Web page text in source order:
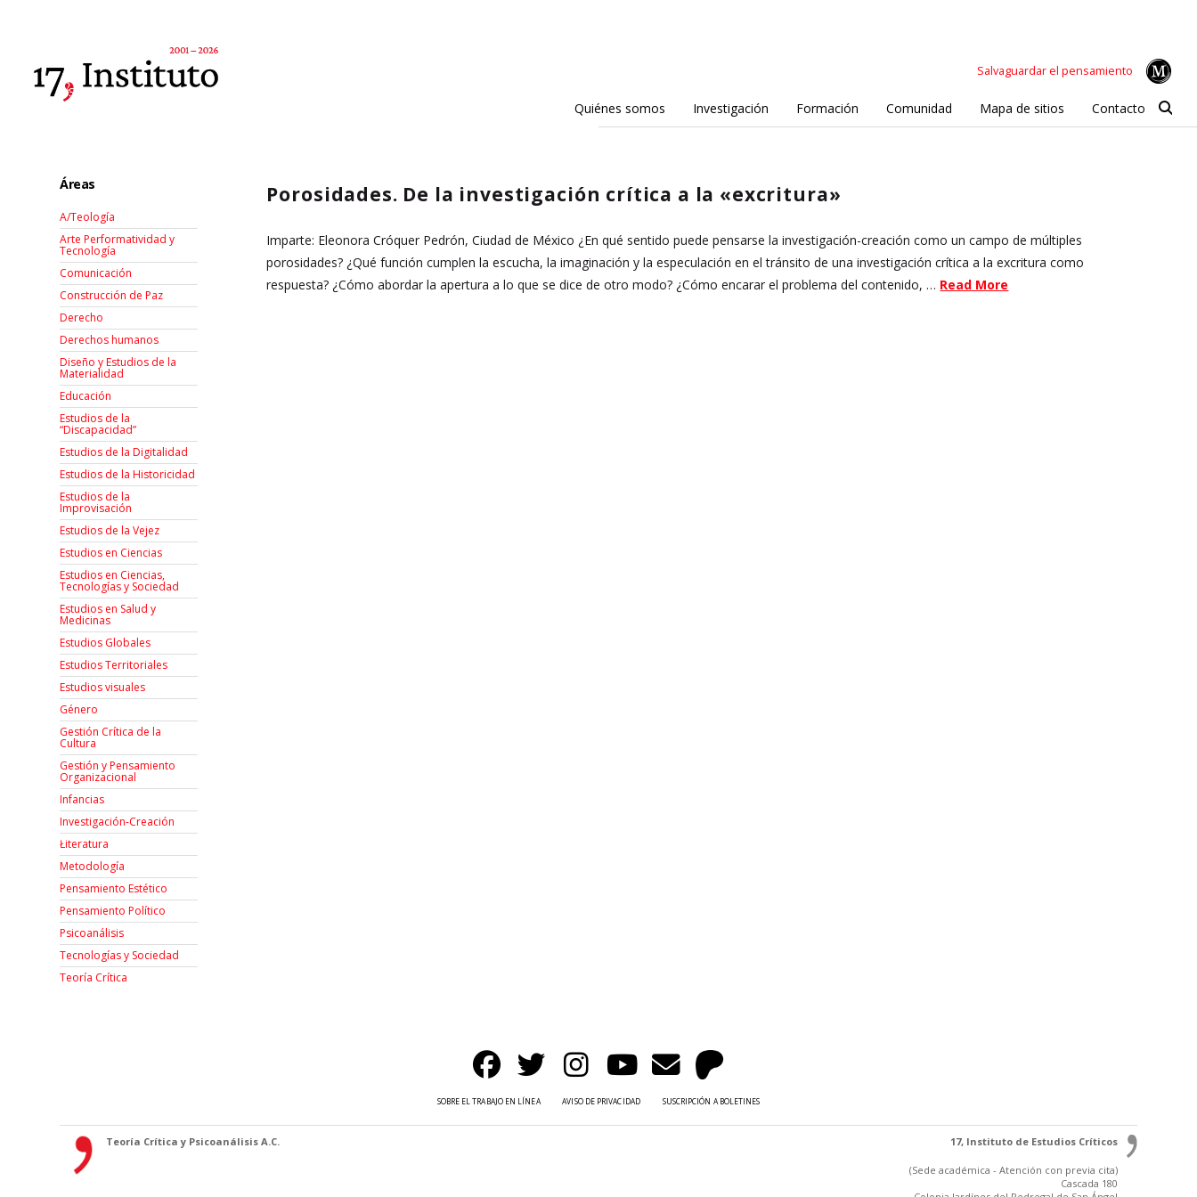
Salvaguardar el pensamiento
Quiénes somos Investigación Formación Comunidad Mapa de sitios Contacto
Porosidades. De la investigación crítica a la «excritura»
Imparte: Eleonora Cróquer Pedrón, Ciudad de México ¿En qué sentido puede pensarse la investigación-creación como un campo de múltiples
porosidades? ¿Qué función cumplen la escucha, la imaginación y la especulación en el tránsito de una investigación crítica a la excritura como
respuesta? ¿Cómo abordar la apertura a lo que se dice de otro modo? ¿Cómo encarar el problema del contenido, … Read More
Áreas
A/Teología
Arte Performatividad y
Tecnología
Comunicación
Construcción de Paz
Derecho
Derechos humanos
Diseño y Estudios de la
Materialidad
Educación
Estudios de la
“Discapacidad”
Estudios de la Digitalidad
Estudios de la Historicidad
Estudios de la
Improvisación
Estudios de la Vejez
Estudios en Ciencias
Estudios en Ciencias,
Tecnologías y Sociedad
Estudios en Salud y
Medicinas
Estudios Globales
Estudios Territoriales
Estudios visuales
Género
Gestión Crítica de la
Cultura
Gestión y Pensamiento
Organizacional
Infancias
Investigación-Creación
Łiteratura
Metodología
Pensamiento Estético
Pensamiento Político
Psicoanálisis
Tecnologías y Sociedad
Teoría Crítica
SOBRE EL TRABAJO EN LÍNEA AVISO DE PRIVACIDAD SUSCRIPCIÓN A BOLETINES
Teoría Crítica y Psicoanálisis A.C. 17, Instituto de Estudios Críticos
(Sede académica - Atención con previa cita)
Cascada 180